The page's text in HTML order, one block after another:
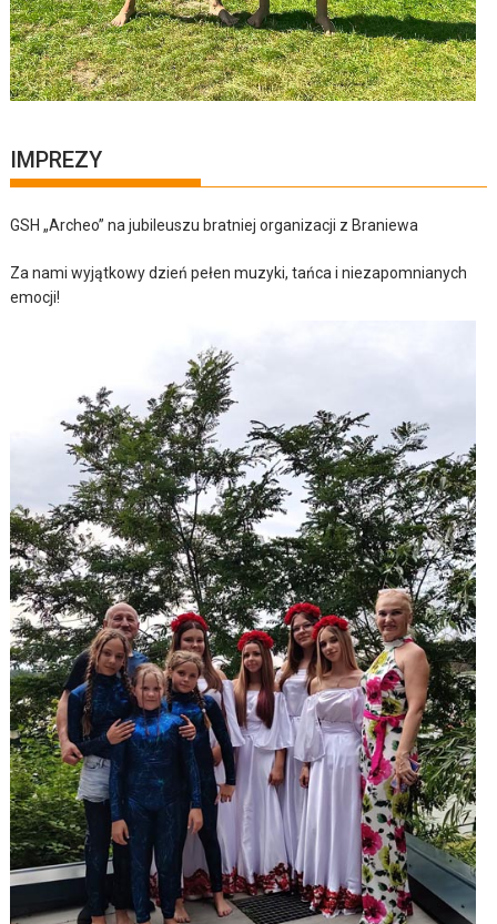
IMPREZY
GSH „Archeo” na jubileuszu bratniej organizacji z Braniewa
Za nami wyjątkowy dzień pełen muzyki, tańca i niezapomnianych
emocji!